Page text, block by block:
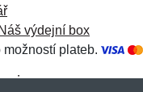
Náš výdejní box
plateb.